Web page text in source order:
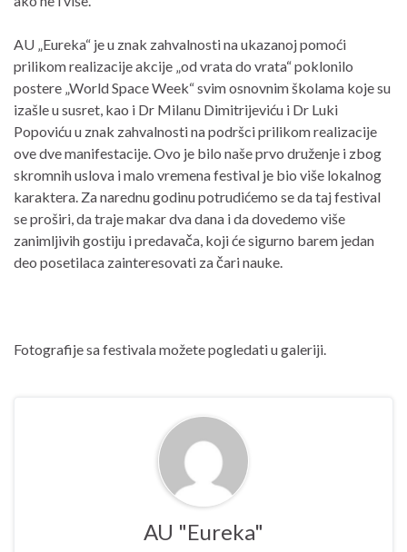
AU „Eureka“ je u znak zahvalnosti na ukazanoj pomoći
prilikom realizacije akcije „od vrata do vrata“ poklonilo
postere „World Space Week“ svim osnovnim školama koje su
izašle u susret, kao i Dr Milanu Dimitrijeviću i Dr Luki
Popoviću u znak zahvalnosti na podršci prilikom realizacije
ove dve manifestacije. Ovo je bilo naše prvo druženje i zbog
skromnih uslova i malo vremena festival je bio više lokalnog
karaktera. Za narednu godinu potrudićemo se da taj festival
se proširi, da traje makar dva dana i da dovedemo više
zanimljivih gostiju i predavača, koji će sigurno barem jedan
deo posetilaca zainteresovati za čari nauke.
Fotografije sa festivala možete pogledati u galeriji.
AU "Eureka"